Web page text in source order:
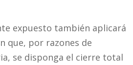
expuesto también aplicará
que, por razones de
se disponga el cierre total